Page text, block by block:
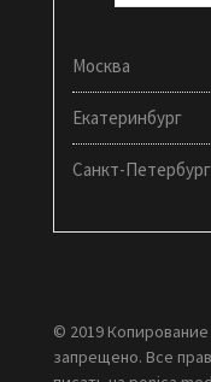
Москва
Екатеринбург
Санкт-Петербург
© 2019 Копирование
запрещено. Все